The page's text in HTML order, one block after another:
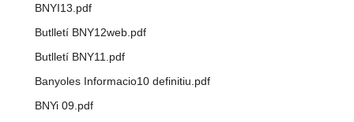
BNYI13.pdf
Butlletí BNY12web.pdf
Butlletí BNY11.pdf
Banyoles Informacio10 definitiu.pdf
BNYi 09.pdf